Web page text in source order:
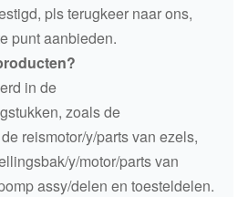
pls terugkeer naar ons,
punt aanbieden.
in de
zoals de
reismotor/y/parts van ezels,
y/motor/parts van
assy/delen en toesteldelen.